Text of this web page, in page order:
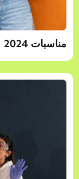
مناسبات 2024